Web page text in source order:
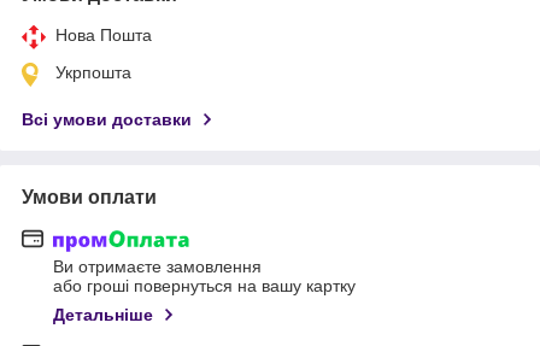
Нова Пошта
Укрпошта
Всі умови доставки
Умови оплати
Ви отримаєте замовлення
або гроші повернуться на вашу картку
Детальніше